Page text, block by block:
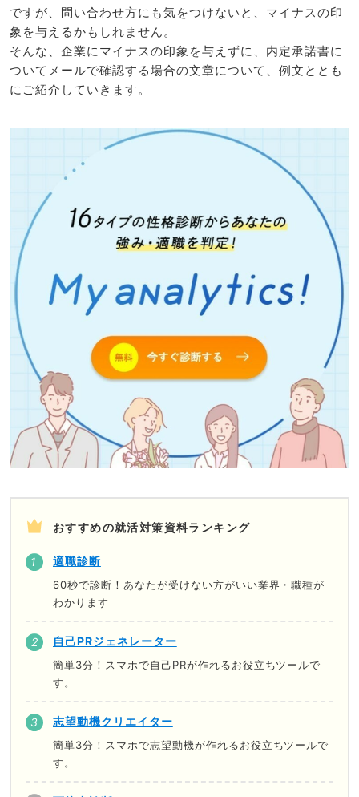
ですが、問い合わせ方にも気をつけないと、マイナスの印
象を与えるかもしれません。
そんな、企業にマイナスの印象を与えずに、内定承諾書に
ついてメールで確認する場合の文章について、例文ととも
にご紹介していきます。
おすすめの就活対策資料ランキング
適職診断
60秒で診断！あなたが受けない方がいい業界・職種が
わかります
自己PRジェネレーター
簡単3分！スマホで自己PRが作れるお役立ちツールで
す。
志望動機クリエイター
簡単3分！スマホで志望動機が作れるお役立ちツールで
す。